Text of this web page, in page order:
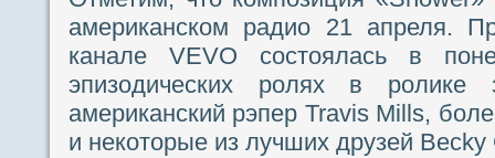
американском радио 21 апреля.
канале VEVO состоялась в
эпизодических ролях в ролике
американский рэпер Travis Mills,
и некоторые из лучших друзей Becky